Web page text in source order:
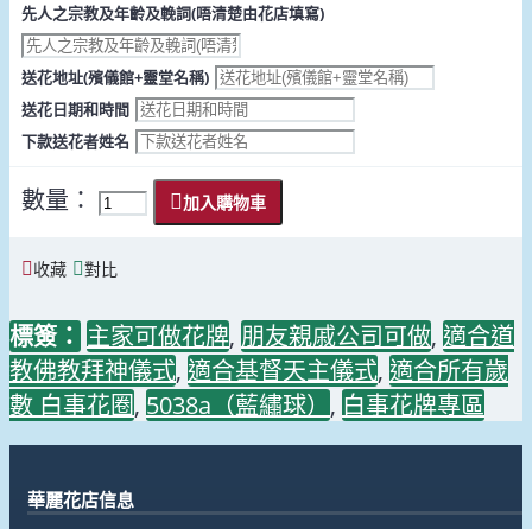
先人之宗教及年齡及輓詞(唔清楚由花店填寫)
送花地址(殯儀館+靈堂名稱)
送花日期和時間
下款送花者姓名
數量： 加入購物車
收藏 對比
標簽： 主家可做花牌, 朋友親戚公司可做, 適合道
教佛教拜神儀式, 適合基督天主儀式, 適合所有歲
數 白事花圈, 5038a（藍繡球） , 白事花牌專區
華麗花店信息